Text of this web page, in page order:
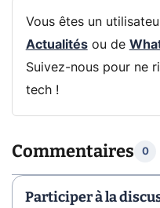
Vous êtes un
Actualitésou de
Suivez-nous pour ne
tech !
Commentaires 0
Participer à la